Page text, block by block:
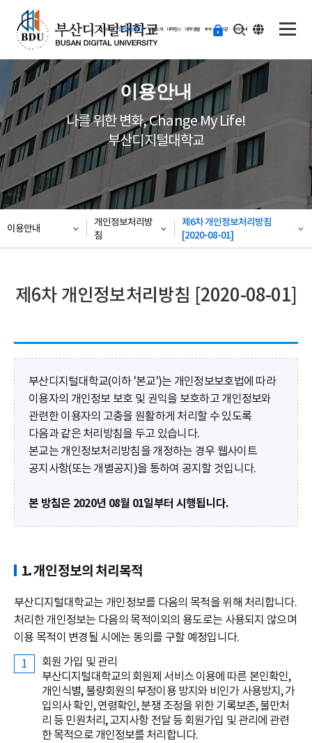
대학소개 입학지원센터 학과소개 대학원 대학생활 부속·부설기관 학사안내
등
기
ENG
이용안내
나를 위한 변화, Change My Life!
부산디지털대학교
이용안내
개인정보처리방
침
제6차 개인정보처리방침
[2020-08-01]
제6차 개인정보처리방침 [2020-08-01]
부산디지털대학교(이하 '본교')는 개인정보보호법에 따라
이용자의 개인정보 보호 및 권익을 보호하고 개인정보와
관련한 이용자의 고충을 원활하게 처리할 수 있도록
다음과 같은 처리방침을 두고 있습니다.
본교는 개인정보처리방침을 개정하는 경우 웹사이트
공지사항(또는 개별공지)을 통하여 공지할 것입니다.
본 방침은 2020년 08월 01일부터 시행됩니다.
1. 개인정보의 처리목적
부산디지털대학교는 개인정보를 다음의 목적을 위해 처리합니다.
처리한 개인정보는 다음의 목적이외의 용도로는 사용되지 않으며
이용 목적이 변경될 시에는 동의를 구할 예정입니다.
회원 가입 및 관리
부산디지털대학교의 회원제 서비스 이용에 따른 본인확인,
개인식별, 불량회원의 부정이용 방지와 비인가 사용방지, 가
입의사 확인, 연령확인, 분쟁 조정을 위한 기록보존, 불만처
리 등 민원처리, 고지사항 전달 등 회원가입 및 관리에 관련
한 목적으로 개인정보를 처리합니다.